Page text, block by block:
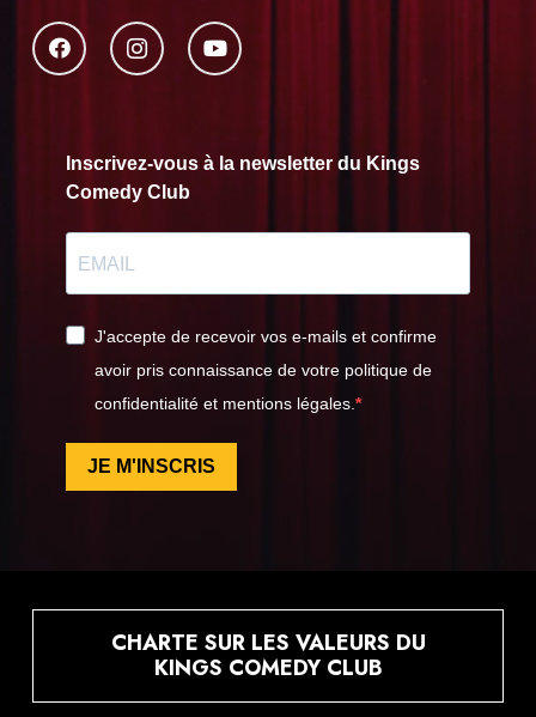
Inscrivez-vous à la newsletter du Kings
Comedy Club
J'accepte de recevoir vos e-mails et confirme
avoir pris connaissance de votre politique de
confidentialité et mentions légales.
JE M'INSCRIS
CHARTE SUR LES VALEURS DU
KINGS COMEDY CLUB